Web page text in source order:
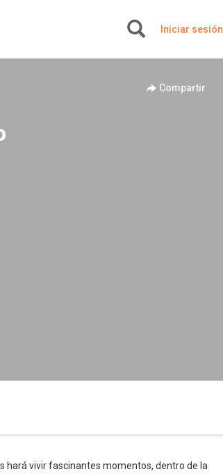
Iniciar sesión
Compartir
hará vivir fascinantes momentos, dentro de la